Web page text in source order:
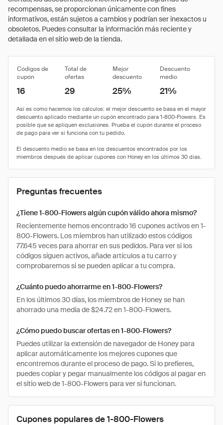
recompensas, se proporcionan únicamente con fines
informativos, están sujetos a cambios y podrían ser inexactos u
obsoletos. Puedes consultar la información más reciente y
detallada en el sitio web de la tienda.
Códigos de
cupón
Total de
ofertas
Mejor
descuento
Descuento
medio
16 29 25% 21%
Preguntas frecuentes
¿Tiene 1-800-Flowers algún cupón válido ahora mismo?
Recientemente hemos encontrado 16 cupones activos en 1-
800-Flowers. Los miembros han utilizado estos códigos
77.645 veces para ahorrar en sus pedidos. Para ver si los
códigos siguen activos, añade artículos a tu carro y
comprobaremos si se pueden aplicar a tu compra.
¿Cuánto puedo ahorrarme en 1-800-Flowers?
En los últimos 30 días, los miembros de Honey se han
ahorrado una media de $24.72 en 1-800-Flowers.
¿Cómo puedo buscar ofertas en 1-800-Flowers?
Puedes utilizar la extensión de navegador de Honey para
aplicar automáticamente los mejores cupones que
encontremos durante el proceso de pago. Si lo prefieres,
puedes copiar y pegar manualmente los códigos al pagar en
el sitio web de 1-800-Flowers para ver si funcionan.
Cupones populares de 1-800-Flowers